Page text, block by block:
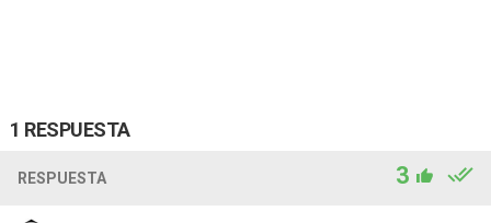
1 RESPUESTA
RESPUESTA 3